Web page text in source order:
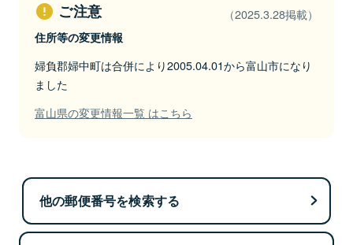
ご注意 （2025.3.28掲載）
住所等の変更情報
婦負郡婦中町は合併により2005.04.01から富山市になり
ました
富山県の変更情報一覧 はこちら
他の郵便番号を検索する